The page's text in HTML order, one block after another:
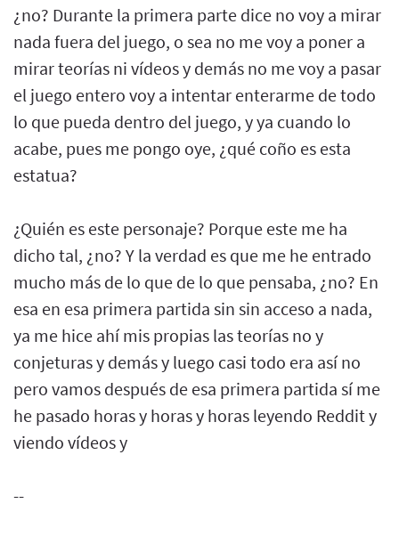
¿no? Durante la primera parte dice no voy a mirar
nada fuera del juego, o sea no me voy a poner a
mirar teorías ni vídeos y demás no me voy a pasar
el juego entero voy a intentar enterarme de todo
lo que pueda dentro del juego, y ya cuando lo
acabe, pues me pongo oye, ¿qué coño es esta
estatua?
¿Quién es este personaje? Porque este me ha
dicho tal, ¿no? Y la verdad es que me he entrado
mucho más de lo que de lo que pensaba, ¿no? En
esa en esa primera partida sin sin acceso a nada,
ya me hice ahí mis propias las teorías no y
conjeturas y demás y luego casi todo era así no
pero vamos después de esa primera partida sí me
he pasado horas y horas y horas leyendo Reddit y
viendo vídeos y
--